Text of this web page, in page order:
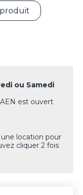
ou Samedi
est ouvert
location pour
cliquer 2 fois